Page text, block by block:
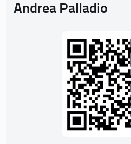
Andrea Palladio